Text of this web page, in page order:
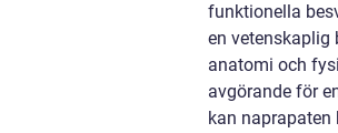
funktionella
en vetenskaplig
anatomi och
avgörande för
kan